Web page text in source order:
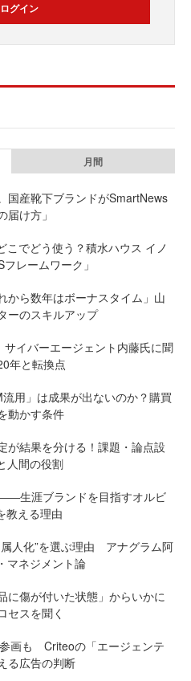
ログイン
月間
国産靴下ブランドがSmartNews
け方」
こでどう使う？積水ハウス イノ
レームワーク」
から数年はボーナスタイム」山
ーのスキルアップ
サイバーエージェント内藤氏に聞
年と転換点
用」は成果が出ないのか？購買
動かす条件
が結果を分ける！課題・論点設
人間の役割
生涯ブランドを目指すオルビ
教える理由
人化”を選ぶ理由 アナグラム阿
マネジメント論
に傷が付いた状態」からいかに
セスを聞く
画も Criteoの「エージェンテ
る広告の判断